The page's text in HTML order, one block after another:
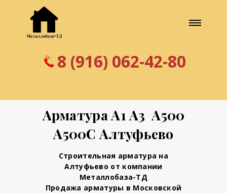
8 (916) 062-42-80
Арматура А1 А3 А500
А500С Алтуфьево
Строительная арматура на
Алтуфьево от компании
Металлобаза-ТД
Продажа арматуры в Московской